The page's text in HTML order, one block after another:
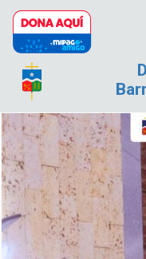
Pasar al contenido principal